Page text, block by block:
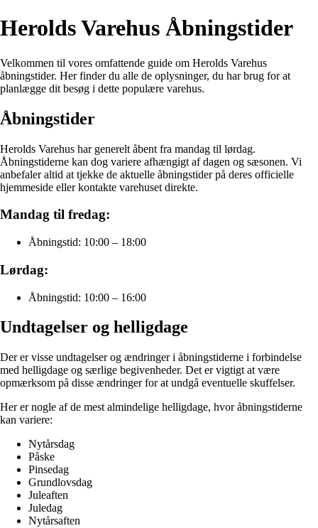
Herolds Varehus Åbningstider
Velkommen til vores omfattende guide om Herolds Varehus
åbningstider. Her finder du alle de oplysninger, du har brug for at
planlægge dit besøg i dette populære varehus.
Åbningstider
Herolds Varehus har generelt åbent fra mandag til lørdag.
Åbningstiderne kan dog variere afhængigt af dagen og sæsonen. Vi
anbefaler altid at tjekke de aktuelle åbningstider på deres officielle
hjemmeside eller kontakte varehuset direkte.
Mandag til fredag:
Åbningstid: 10:00 – 18:00
Lørdag:
Åbningstid: 10:00 – 16:00
Undtagelser og helligdage
Der er visse undtagelser og ændringer i åbningstiderne i forbindelse
med helligdage og særlige begivenheder. Det er vigtigt at være
opmærksom på disse ændringer for at undgå eventuelle skuffelser.
Her er nogle af de mest almindelige helligdage, hvor åbningstiderne
kan variere:
Nytårsdag
Påske
Pinsedag
Grundlovsdag
Juleaften
Juledag
Nytårsaften